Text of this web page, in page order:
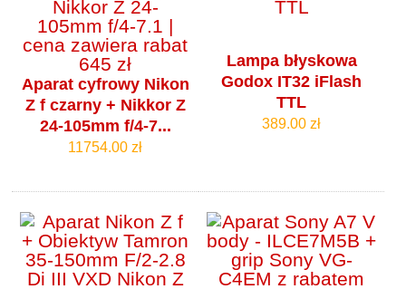
Aparat cyfrowy Nikon
Z f czarny + Nikkor Z
24-105mm f/4‑7...
11754.00 zł
Lampa błyskowa
Godox IT32 iFlash
TTL
389.00 zł